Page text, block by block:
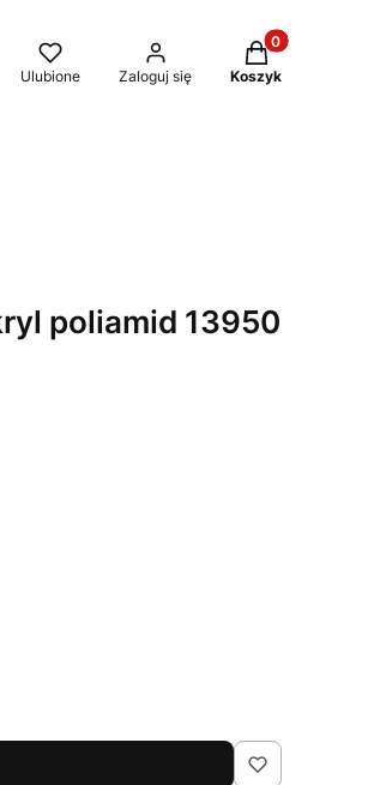
Ulubione Zaloguj się
Produkty w
Koszyk
poliamid 13950